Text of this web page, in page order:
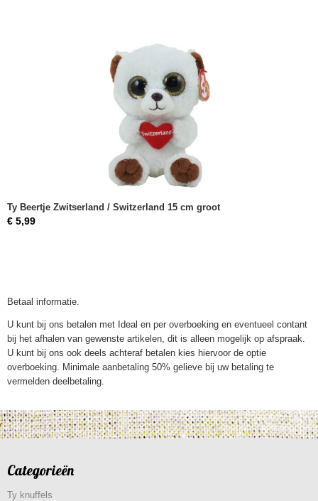
Ty Beertje Zwitserland / Switzerland 15 cm groot
€ 5,99
Betaal informatie.
U kunt bij ons betalen met Ideal en per overboeking en eventueel contant
bij het afhalen van gewenste artikelen, dit is alleen mogelijk op afspraak.
U kunt bij ons ook deels achteraf betalen kies hiervoor de optie
overboeking. Minimale aanbetaling 50% gelieve bij uw betaling te
vermelden deelbetaling.
Categorieën
Ty knuffels